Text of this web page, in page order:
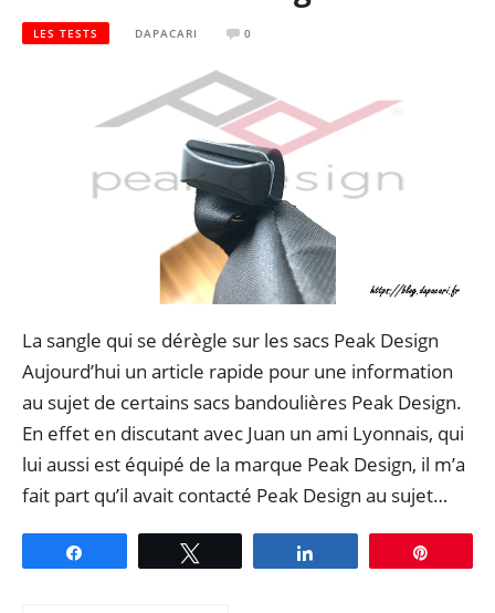
LES TESTS DAPACARI 0
La sangle qui se dérègle sur les sacs Peak Design
Aujourd’hui un article rapide pour une information
au sujet de certains sacs bandoulières Peak Design.
En effet en discutant avec Juan un ami Lyonnais, qui
lui aussi est équipé de la marque Peak Design, il m’a
fait part qu’il avait contacté Peak Design au sujet…